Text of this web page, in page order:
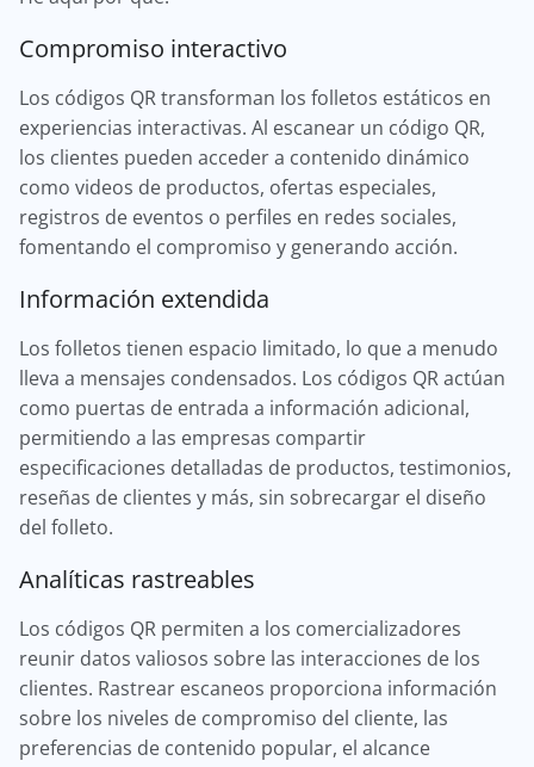
Compromiso interactivo
Los códigos QR transforman los folletos estáticos en
experiencias interactivas. Al escanear un código QR,
los clientes pueden acceder a contenido dinámico
como videos de productos, ofertas especiales,
registros de eventos o perfiles en redes sociales,
fomentando el compromiso y generando acción.
Información extendida
Los folletos tienen espacio limitado, lo que a menudo
lleva a mensajes condensados. Los códigos QR actúan
como puertas de entrada a información adicional,
permitiendo a las empresas compartir
especificaciones detalladas de productos, testimonios,
reseñas de clientes y más, sin sobrecargar el diseño
del folleto.
Analíticas rastreables
Los códigos QR permiten a los comercializadores
reunir datos valiosos sobre las interacciones de los
clientes. Rastrear escaneos proporciona información
sobre los niveles de compromiso del cliente, las
preferencias de contenido popular, el alcance